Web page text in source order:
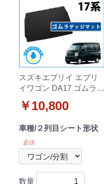
スズキエブリイ エブリ
イワゴン DA17 ゴムラゲ
ト トランクマット
￥10,800
車種/２列目シート形状
必須
数量